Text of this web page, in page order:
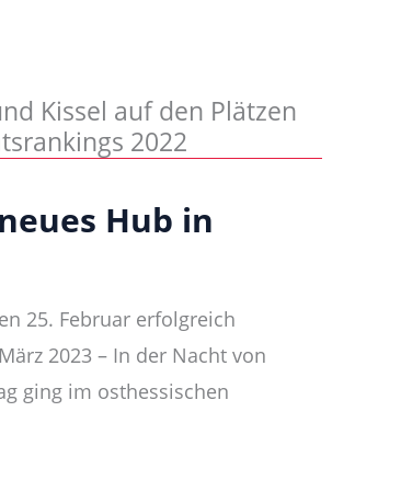
Kissel auf den Plätzen
2022
Hub in
25. Februar erfolgreich
2023 – In der Nacht von
ging im osthessischen